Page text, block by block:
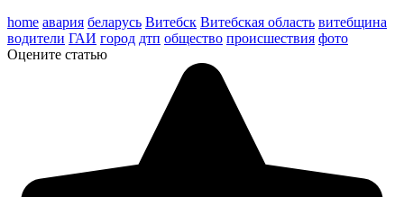
home авария беларусь Витебск Витебская область витебщина
водители ГАИ город дтп общество происшествия фото
Оцените статью